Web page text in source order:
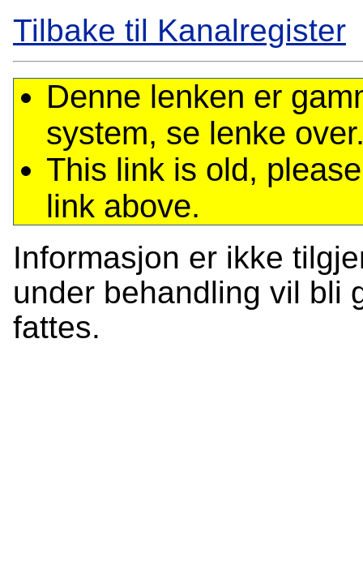
Tilbake til Kanalregister
Denne lenken er
system, se lenke
This link is old,
link above.
Informasjon er ikke
under behandling vil bli
fattes.